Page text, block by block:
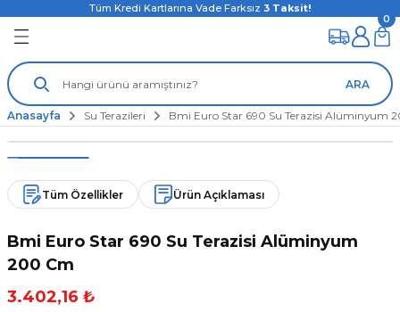
Tüm Kredi Kartlarına Vade Farksız 3 Taksit!
ARA
0
Anasayfa Su Terazileri Bmi Euro Star 690 Su Terazisi Alüminyum
Tüm Özellikler Ürün Açıklaması
Bmi Euro Star 690 Su Terazisi Alüminyum
200 Cm
3.402,16 ₺